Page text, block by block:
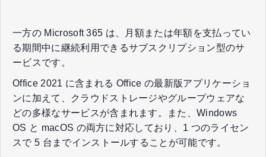
一方の Microsoft 365 は、月額または年額を支払ってい
る期間中に継続利用できるサブスクリプション型のサ
ービスです。
Office 2021 に含まれる Office の最新版アプリケーショ
ンに加えて、クラウドストレージやグループウェアな
どの多様なサービスが含まれます。また、Windows
OS と macOS の両方に対応しており、1 つのライセン
スで 5 台までインストールすることが可能です。